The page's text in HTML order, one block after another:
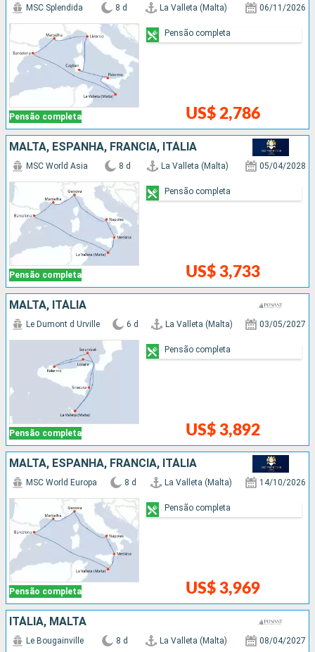
Pensão completa
MSC Splendida 8 d La Valleta (Malta) 06/11/2026
US$ 2,786
Pensão completa
MALTA, ESPANHA, FRANCIA, ITÁLIA
Pensão completa
MSC World Asia 8 d La Valleta (Malta) 05/04/2028
US$ 3,733
Pensão completa
MALTA, ITÁLIA
Pensão completa
Le Dumont d Urville 6 d La Valleta (Malta) 03/05/2027
US$ 3,892
Pensão completa
MALTA, ESPANHA, FRANCIA, ITÁLIA
Pensão completa
MSC World Europa 8 d La Valleta (Malta) 14/10/2026
US$ 3,969
Pensão completa
ITÁLIA, MALTA
Le Bougainville 8 d La Valleta (Malta) 08/04/2027